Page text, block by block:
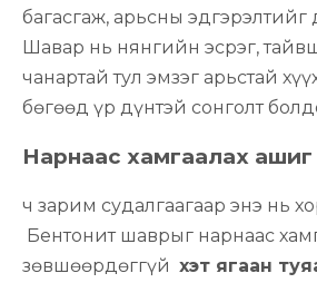
багасгаж, арьсны
Шавар нь нянгийн эсрэг,
чанартай тул эмзэг арьстай
бөгөөд үр дүнтэй сонголт
Нарнаас хамгаалах ашиг
ч зарим судалгаагаар энэ нь
Бентонит шаврыг нарнаас
зөвшөөрдөггүй хэт ягаан